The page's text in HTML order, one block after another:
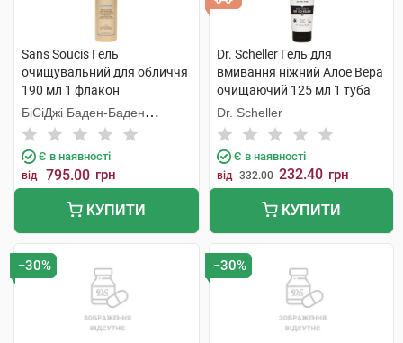
Sans Soucis Гель
очищувальний для обличчя
190 мл 1 флакон
БіСіДжі Баден-Баден
Косметікс Груп Гмбх
Є в наявності
від 795.00 грн
КУПИТИ
Dr. Scheller Гель для
вмивання ніжний Алое Вера
очищаючий 125 мл 1 туба
Dr. Scheller
Є в наявності
від 332.00 232.40 грн
КУПИТИ
−30% −30%